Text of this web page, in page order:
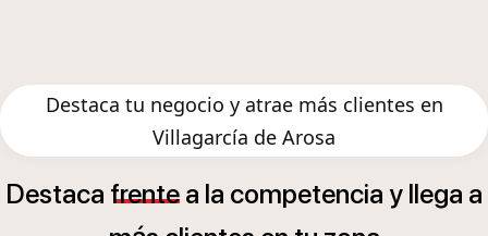
Destaca tu negocio y atrae más clientes en
Villagarcía de Arosa
Destaca frente a la competencia y llega a